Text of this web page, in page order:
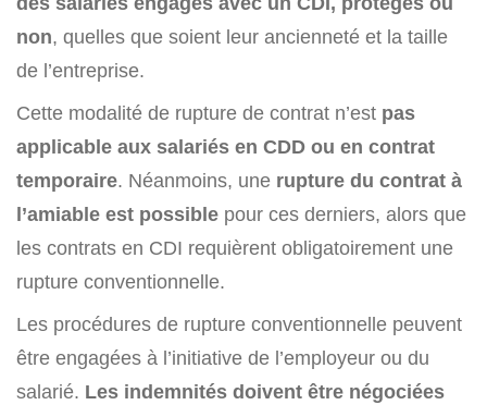
non, quelles que soient leur ancienneté et la taille
de l’entreprise.
Cette modalité de rupture de contrat n’est pas
applicable aux salariés en CDD ou en contrat
temporaire. Néanmoins, une rupture du contrat à
l’amiable est possible pour ces derniers, alors que
les contrats en CDI requièrent obligatoirement une
rupture conventionnelle.
Les procédures de rupture conventionnelle peuvent
être engagées à l’initiative de l’employeur ou du
salarié. Les indemnités doivent être négociées